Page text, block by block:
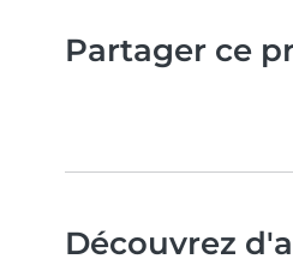
Partager ce
Découvrez